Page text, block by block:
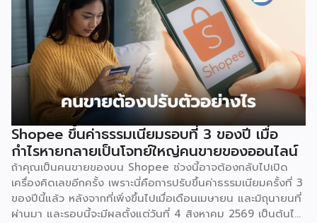
Shopee ขึ้นค่าธรรมเนียมรอบที่ 3 ของปี เมื่อ
กำไรหายกลายเป็นโจทย์ใหญ่คนขายของออนไลน์
ถ้าคุณเป็นคนขายของบน Shopee ช่วงนี้อาจต้องกลับไปเปิด
เครื่องคิดเลขอีกครั้ง เพราะนี่คือการปรับขึ้นค่าธรรมเนียมครั้งที่ 3
ของปีนี้แล้ว หลังจากที่เพิ่งขึ้นไปเมื่อเดือนเมษายน และมิถุนายนที่
ผ่านมา และรอบนี้จะมีผลตั้งแต่วันที่ 4 สิงหาคม 2569 เป็นต้นไป